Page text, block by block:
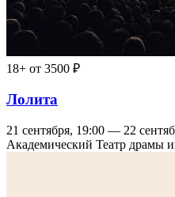
18+ от 3500 ₽
Лолита
21 сентября, 19:00 — 22
Академический Театр драмы